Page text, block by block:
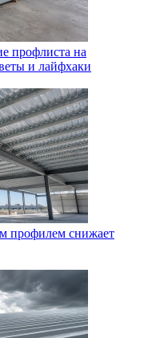
профлиста на
и лайфхаки
профилем снижает